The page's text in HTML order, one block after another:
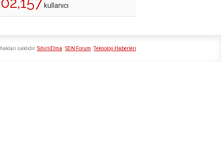
kullanıcı
SihirliElma SDN Forum Teknoloji Haberleri
saklıdır